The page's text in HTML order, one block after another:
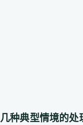
几种典型情境的处